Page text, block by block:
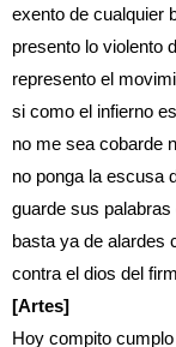
exento de cualquier
presento lo violento
represento el
si como el infierno
no me sea cobarde
no ponga la escusa
guarde sus
basta ya de alardes
contra el dios del
[Artes]
Hoy compito